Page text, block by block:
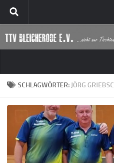
Zum Inhalt springen
SCHLAGWÖRTER: JÖRG